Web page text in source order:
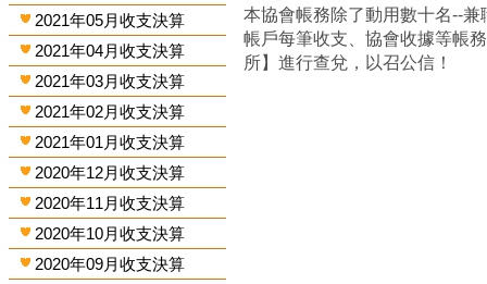
2021年05月收支決算
2021年04月收支決算
2021年03月收支決算
2021年02月收支決算
2021年01月收支決算
2020年12月收支決算
2020年11月收支決算
2020年10月收支決算
2020年09月收支決算
本協會帳務除了動用數十名--
帳戶每筆收支、協會收據等帳
所】進行查兌，以召公信！